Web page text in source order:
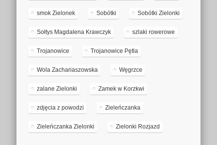
smok Zielonek Sobótki Sobótki Zielonki
Sołtys Magdalena Krawczyk szlaki rowerowe
Trojanowice Trojanowice Pętla
Wola Zachariaszowska Węgrzce
zalane Zielonki Zamek w Korzkwi
zdjęcia z powodzi Zieleńczanka
Zieleńczanka Zielonki Zielonki Rozjazd